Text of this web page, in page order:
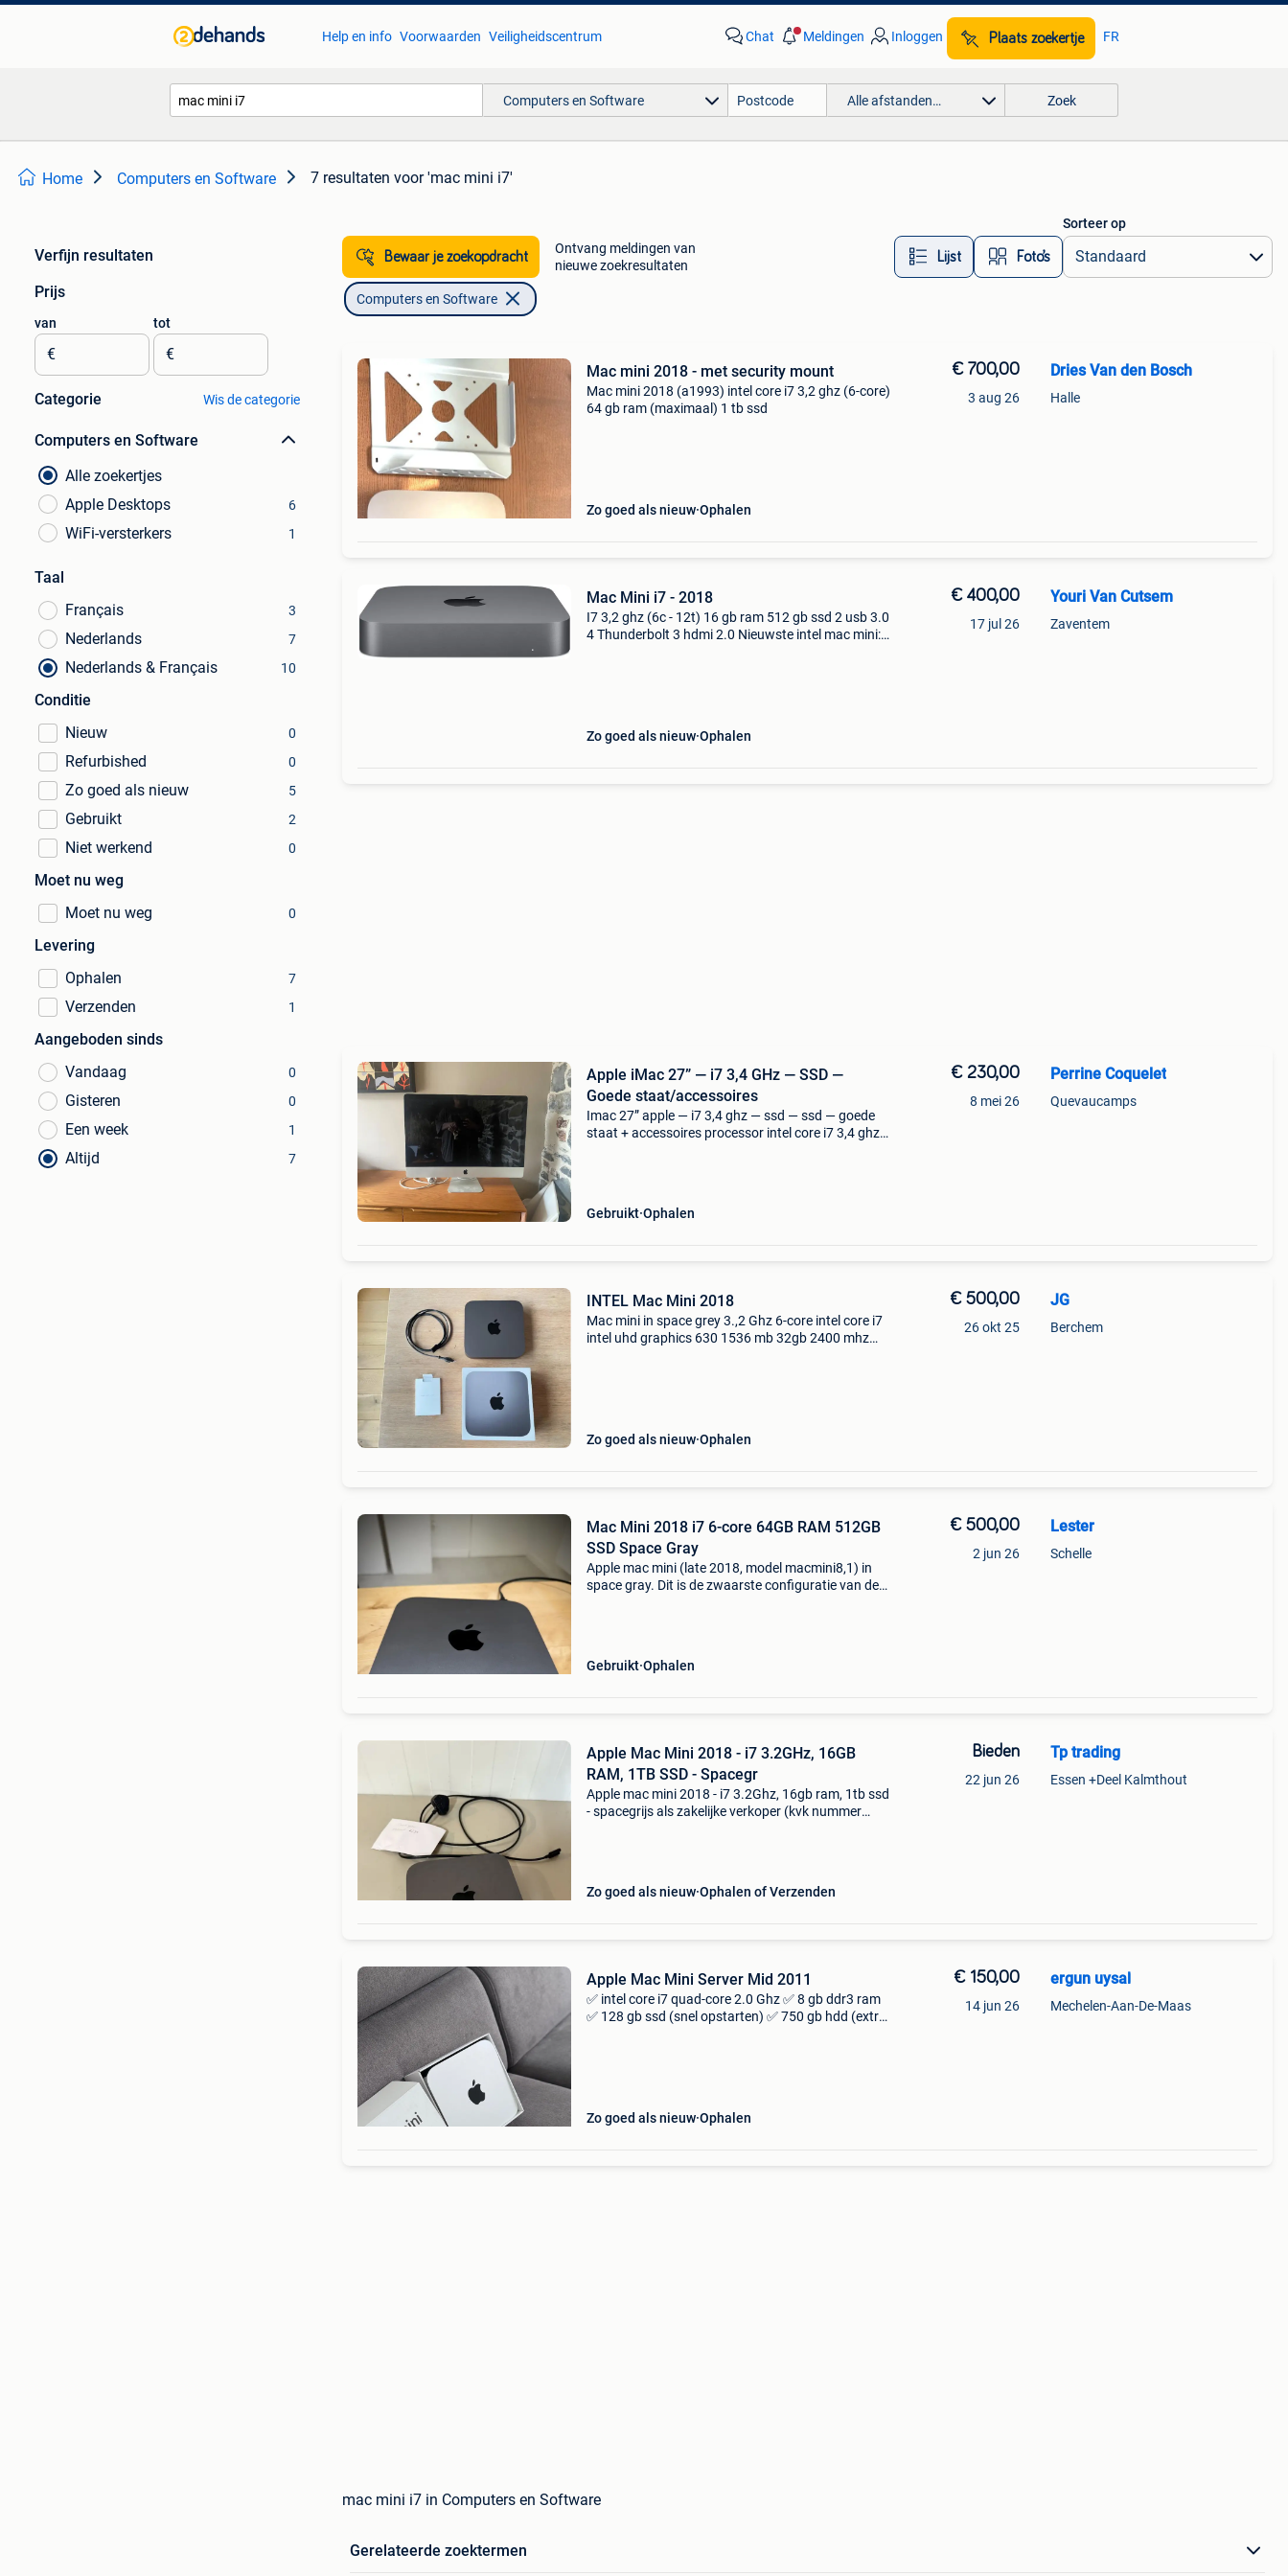
Help en info Voorwaarden Veiligheidscentrum Chat Meldingen Inloggen Plaats zoekertje FR
Computers en Software Alle afstanden… Zoek
Home Computers en Software 7 resultaten voor 'mac mini i7'
Verfijn resultaten
Prijs
van
€
tot
€
Categorie Wis de categorie
Computers en Software
Alle zoekertjes
Apple Desktops
6
WiFi-versterkers 1
Taal
Français
3
Nederlands 7
Nederlands & Français 10
Conditie
Nieuw
0
Refurbished 0
Zo goed als nieuw 5
Gebruikt 2
Niet werkend 0
Moet nu weg
Moet nu weg
0
Levering
Ophalen
7
Verzenden 1
Aangeboden sinds
Vandaag
0
Gisteren 0
Een week 1
Altijd 7
Bewaar je zoekopdracht
Ontvang meldingen van
nieuwe zoekresultaten
Lijst Foto’s
Sorteer op
Computers en Software
Mac mini 2018 - met security mount
Mac mini 2018 (a1993) intel core i7 3,2 ghz (6-core)
64 gb ram (maximaal) 1 tb ssd
Zo goed als nieuw Ophalen
€ 700,00
3 aug 26
Dries Van den Bosch
Halle
Mac Mini i7 - 2018
I7 3,2 ghz (6c - 12t) 16 gb ram 512 gb ssd 2 usb 3.0
4 Thunderbolt 3 hdmi 2.0 Nieuwste intel mac mini:
Zo goed als nieuw Ophalen
€ 400,00
17 jul 26
Youri Van Cutsem
Zaventem
Apple iMac 27” — i7 3,4 GHz — SSD —
Goede staat/accessoires
Imac 27” apple — i7 3,4 ghz — ssd — ssd — goede
staat + accessoires processor intel core i7 3,4 ghz (
Gebruikt Ophalen
€ 230,00
8 mei 26
Perrine Coquelet
Quevaucamps
INTEL Mac Mini 2018
Mac mini in space grey 3.,2 Ghz 6-core intel core i7
intel uhd graphics 630 1536 mb 32gb 2400 mhz
Zo goed als nieuw Ophalen
€ 500,00
26 okt 25
JG
Berchem
Mac Mini 2018 i7 6-core 64GB RAM 512GB
SSD Space Gray
Apple mac mini (late 2018, model macmini8,1) in
space gray. Dit is de zwaarste configuratie van de
Gebruikt Ophalen
€ 500,00
2 jun 26
Lester
Schelle
Apple Mac Mini 2018 - i7 3.2GHz, 16GB
RAM, 1TB SSD - Spacegr
Apple mac mini 2018 - i7 3.2Ghz, 16gb ram, 1tb ssd
- spacegrijs als zakelijke verkoper (kvk nummer
Zo goed als nieuw Ophalen of Verzenden
Bieden
22 jun 26
Tp trading
Essen +Deel Kalmthout
Apple Mac Mini Server Mid 2011
✅ intel core i7 quad-core 2.0 Ghz ✅ 8 gb ddr3 ram
✅ 128 gb ssd (snel opstarten) ✅ 750 gb hdd (extra
Zo goed als nieuw Ophalen
€ 150,00
14 jun 26
ergun uysal
Mechelen-Aan-De-Maas
mac mini i7 in Computers en Software
Gerelateerde zoektermen